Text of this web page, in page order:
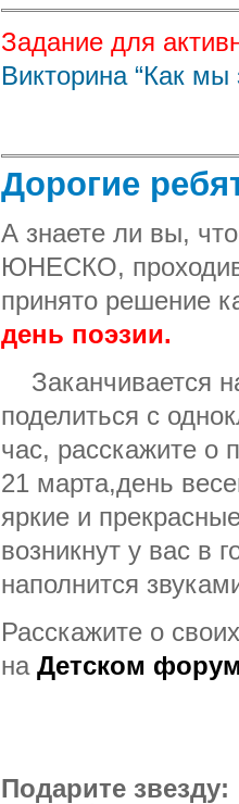
Задание для
Викторина “Как мы
Дорогие
А знаете ли вы,
ЮНЕСКО,
принято решение
день поэзии.
Заканчивается
поделиться с
час, расскажите о
21 марта,день
яркие и
возникнут у вас в
наполнится
Расскажите о
на Детском
Подарите звезду: